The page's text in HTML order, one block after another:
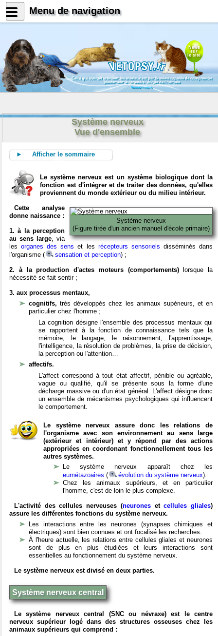
News
sur
le site
Celui qui connait vraiment les animaux est par là même capable de comprendre
pleinement le caractère unique de l'homme
Konrad Lorenz
Système nerveux
Vue d'ensemble
► Afficher le sommaire
Le système nerveux est un système biologique dont la
fonction est d'intégrer et de traiter des données, qu'elles
proviennent du monde extérieur ou du milieu intérieur.
Système nerveux
(Figure tirée d'un ancien manuel d'école primaire)
Cette analyse
donne naissance :
1. à la perception
au sens large, via
lesorganes des sens et les récepteurs sensoriels disséminés dans
l'organisme (
sensation et perception) ;
2. à la production d'actes moteurs (comportements)lorsque la
nécessité se fait sentir ;
3. aux processus mentaux,
cognitifs,très développés chez les animaux supérieurs, et en
particulier chez l'homme ;
La cognition désigne l'ensemble des processus mentaux qui
se rapportent à la fonction de connaissance tels que la
mémoire, le langage, le raisonnement, l'apprentissage,
l'intelligence, la résolution de problèmes, la prise de décision,
la perception ou l'attention…
affectifs.
L'affect correspond à tout état affectif, pénible ou agréable,
vague ou qualifié, qu'il se présente sous la forme d'une
décharge massive ou d'un état général. L'affect désigne donc
un ensemble de mécanismes psychologiques qui influencent
le comportement.
Le système nerveux assure donc les relations de
l'organisme avec son environnement au sens large
(extérieur et intérieur) et y répond par des actions
appropriées en coordonant fonctionnellement tous les
autres systèmes.
Le système nerveux apparaît chez les
eumétazoaires ( évolution du système nerveux).
Chez les animaux supérieurs, et en particulier
l'homme, c'est de loin le plus complexe.
L'activité des cellules nerveuses (neuronesetcellules gliales)
assure les différentes fonctions du système nerveux.
Les interactions entre les neurones (synapses chimiques et
électriques) sont bien connues et ont focalisé les recherches.
À l'heure actuelle, les relations entre cellules gliales et neurones
sont de plus en plus étudiées et leurs interactions sont
essentielles au fonctionnement du système nerveux.
Le système nerveux est divisé en deux parties.
Système nerveux central
Le système nerveux central (SNC ou névraxe) est le centre
nerveux supérieur logé dans des structures osseuses chez les
animaux supérieurs qui comprend :
Menu de navigation